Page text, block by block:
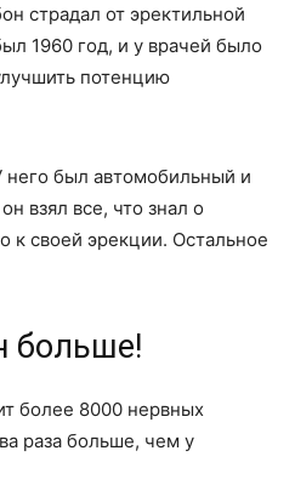
страдал от эректильной
1960 год, и у врачей было
потенцию
него был автомобильный и
взял все, что знал о
к своей эрекции. Остальное
больше!
более 8000 нервных
раза больше, чем у